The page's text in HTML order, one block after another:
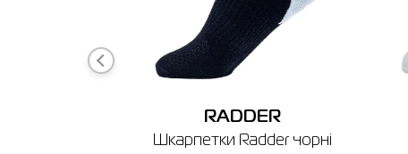
RADDER
Шкарпетки Radder чорні